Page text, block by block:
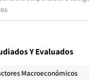
Y Evaluados
Macroeconómicos